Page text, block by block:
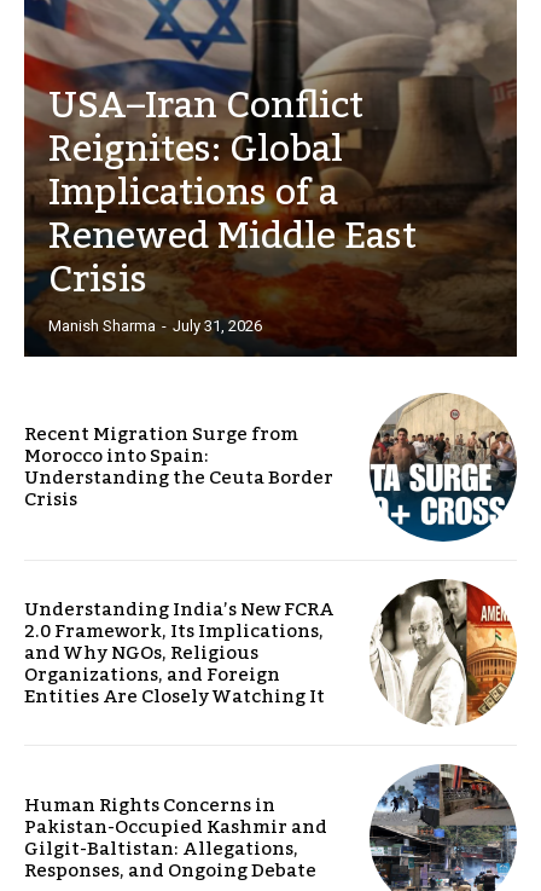
USA–Iran Conflict
Reignites: Global
Implications of a
Renewed Middle East
Crisis
Manish Sharma - July 31, 2026
Recent Migration Surge from
Morocco into Spain:
Understanding the Ceuta Border
Crisis
Understanding India’s New FCRA
2.0 Framework, Its Implications,
and Why NGOs, Religious
Organizations, and Foreign
Entities Are Closely Watching It
Human Rights Concerns in
Pakistan-Occupied Kashmir and
Gilgit-Baltistan: Allegations,
Responses, and Ongoing Debate